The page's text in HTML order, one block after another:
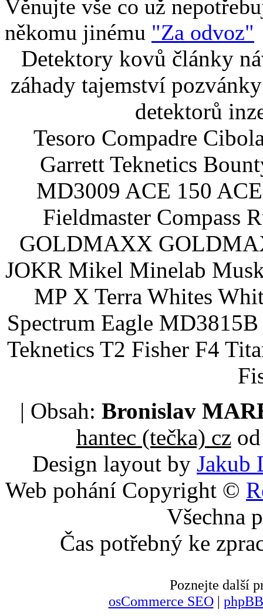
Věnujte vše co už
někomu jinému "Za odvoz"
Detektory kovů články
záhady tajemství
detektorů
Tesoro Compadre
Garrett Teknetics
MD3009 ACE 150
Fieldmaster Compass
GOLDMAXX
JOKR Mikel Minelab
MP X Terra Whites
Spectrum Eagle
Teknetics T2 Fisher F4
| Obsah: Bronislav
hantec (tečka) czod
Design layout by Jakub
Web pohání Copyright ©
Všechna
Čas potřebný ke
Poznejte další
osCommerce SEO|